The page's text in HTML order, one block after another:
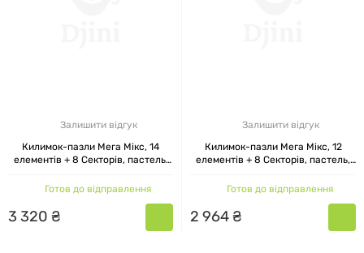
Залишити відгук
Килимок-пазли Мега Мікс, 14
елементів + 8 Секторів, пастель,
Готов до відправлення
3 320 ₴
Залишити відгук
Килимок-пазли Мега Мікс, 12
елементів + 8 Секторів, пастель,
Готов до відправлення
2 964₴